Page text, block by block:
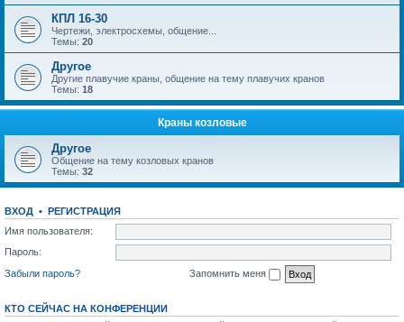
КПЛ 16-30
Чертежи, электросхемы, общение...
Темы: 20
Другое
Другие плавучие краны, общение на тему плавучих кранов
Темы: 18
Краны козловые
Другое
Общение на тему козловых кранов
Темы: 32
ВХОД • РЕГИСТРАЦИЯ
Имя пользователя:
Пароль:
Забыли пароль?
Запомнить меня
КТО СЕЙЧАС НА КОНФЕРЕНЦИИ